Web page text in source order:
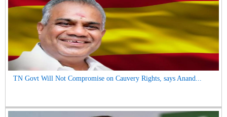
TN Govt Will Not Compromise on Cauvery Rights, says Anand...